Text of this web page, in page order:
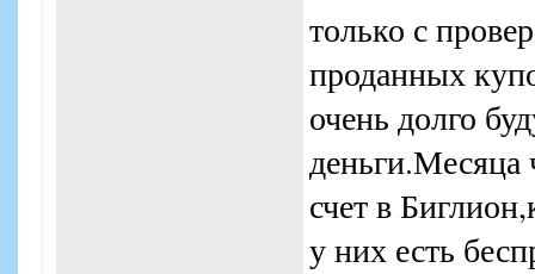
только с
проданных
очень долго
деньги.Месяца
счет в
у них есть